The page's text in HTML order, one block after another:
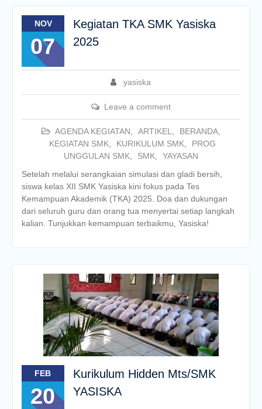
NOV
07
Kegiatan TKA SMK Yasiska
2025
yasiska
Leave a comment
AGENDA KEGIATAN ARTIKEL BERANDA,
KEGIATAN SMK, KURIKULUM SMK,
PROG
UNGGULAN SMK, SMK,
YAYASAN
Setelah melalui serangkaian simulasi dan gladi bersih,
siswa kelas XII SMK Yasiska kini fokus pada Tes
Kemampuan Akademik (TKA) 2025. Doa dan dukungan
dari seluruh guru dan orang tua menyertai setiap langkah
kalian. Tunjukkan kemampuan terbaikmu, Yasiska!
FEB
20
Kurikulum Hidden Mts/SMK
YASISKA